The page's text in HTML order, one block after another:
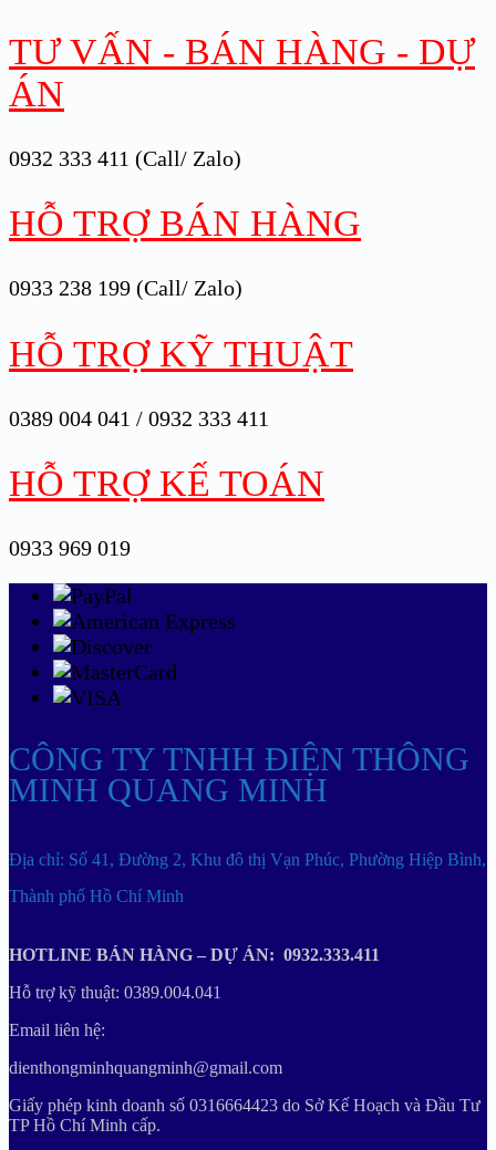
TƯ VẤN - BÁN HÀNG - DỰ
ÁN
0932 333 411 (Call/ Zalo)
HỖ TRỢ BÁN HÀNG
0933 238 199 (Call/ Zalo)
HỖ TRỢ KỸ THUẬT
0389 004 041 / 0932 333 411
HỖ TRỢ KẾ TOÁN
0933 969 019
CÔNG TY TNHH ĐIỆN THÔNG
MINH QUANG MINH
Địa chỉ: Số 41, Đường 2, Khu đô thị Vạn Phúc, Phường Hiệp Bình,
Thành phố Hồ Chí Minh
HOTLINE BÁN HÀNG – DỰ ÁN: 0932.333.411
Hỗ trợ kỹ thuật: 0389.004.041
Email liên hệ:
dienthongminhquangminh@gmail.com
Giấy phép kinh doanh số 0316664423 do Sở Kế Hoạch và Đầu Tư
TP Hồ Chí Minh cấp.